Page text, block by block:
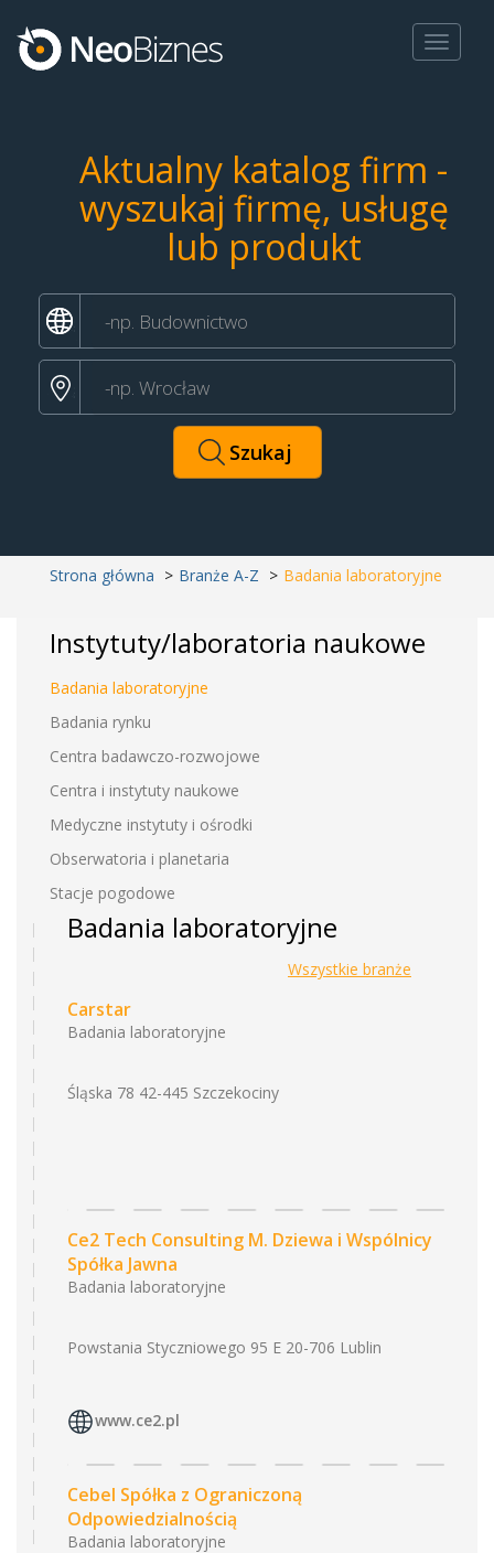
Toggle
Aktualny katalog firm -
wyszukaj firmę, usługę
lub produkt
Strona główna Branże A-Z Badania laboratoryjne
Instytuty/laboratoria naukowe
Badania laboratoryjne
Badania rynku
Centra badawczo-rozwojowe
Centra i instytuty naukowe
Medyczne instytuty i ośrodki
Obserwatoria i planetaria
Stacje pogodowe
Badania laboratoryjne
Wszystkie branże
Carstar
Badania laboratoryjne
Śląska 78 42-445 Szczekociny
Ce2 Tech Consulting M. Dziewa i Wspólnicy
Spółka Jawna
Badania laboratoryjne
Powstania Styczniowego 95 E 20-706 Lublin
www.ce2.pl
Cebel Spółka z Ograniczoną
Odpowiedzialnością
Badania laboratoryjne